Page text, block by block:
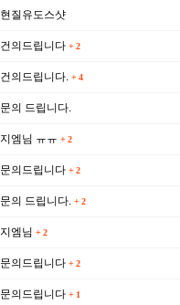
현질유도스샷
건의드립니다 + 2
건의드립니다. + 4
문의 드립니다.
지엠님 ㅠㅠ + 2
문의드립니다 + 2
문의 드립니다. + 2
지엠님 + 2
문의드립니다 + 2
문의드립니다 + 1